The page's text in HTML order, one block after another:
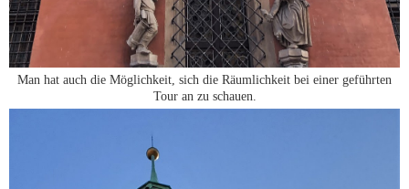
Man hat auch die Möglichkeit, sich die Räumlichkeit bei einer geführten
Tour an zu schauen.